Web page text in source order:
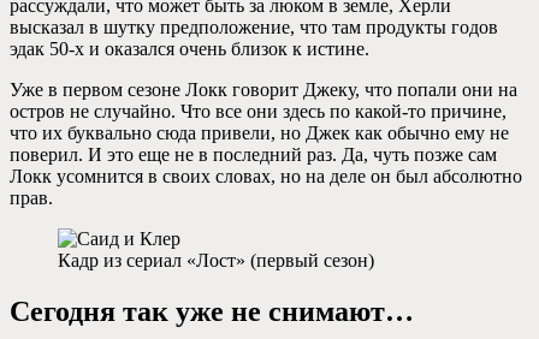
рассуждали, что может быть за люком в земле, Херли
высказал в шутку предположение, что там продукты годов
эдак 50-х и оказался очень близок к истине.
Уже в первом сезоне Локк говорит Джеку, что попали они на
остров не случайно. Что все они здесь по какой-то причине,
что их буквально сюда привели, но Джек как обычно ему не
поверил. И это еще не в последний раз. Да, чуть позже сам
Локк усомнится в своих словах, но на деле он был абсолютно
прав.
Кадр из сериал «Лост» (первый сезон)
Сегодня так уже не снимают…